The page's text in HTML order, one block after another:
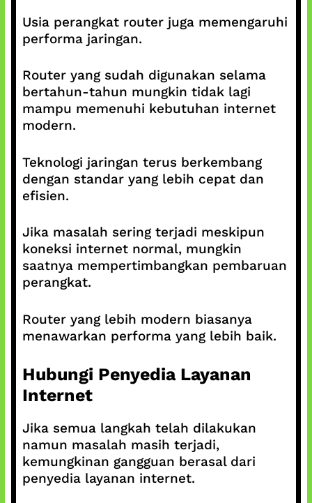
Usia perangkat router juga memengaruhi
performa jaringan.
Router yang sudah digunakan selama
bertahun-tahun mungkin tidak lagi
mampu memenuhi kebutuhan internet
modern.
Teknologi jaringan terus berkembang
dengan standar yang lebih cepat dan
efisien.
Jika masalah sering terjadi meskipun
koneksi internet normal, mungkin
saatnya mempertimbangkan pembaruan
perangkat.
Router yang lebih modern biasanya
menawarkan performa yang lebih baik.
Hubungi Penyedia Layanan
Internet
Jika semua langkah telah dilakukan
namun masalah masih terjadi,
kemungkinan gangguan berasal dari
penyedia layanan internet.